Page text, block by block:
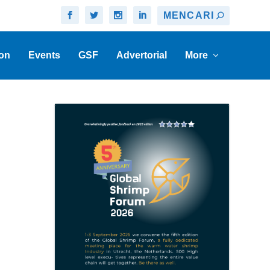
Events GSF Advertorial More